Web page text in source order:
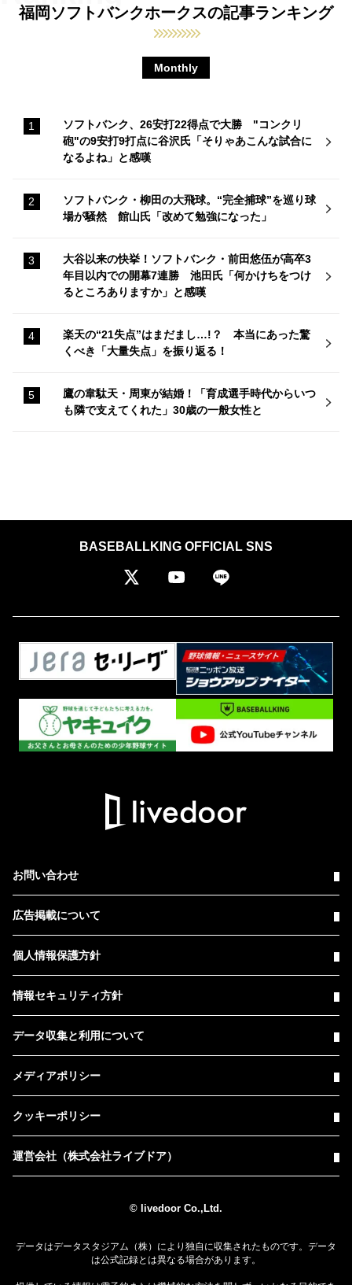
福岡ソフトバンクホークスの記事ランキング
Monthly
ソフトバンク、26安打22得点で大勝 "コンクリ
砲"の9安打9打点に谷沢氏「そりゃあこんな試合に
なるよね」と感嘆
ソフトバンク・柳田の大飛球。“完全捕球”を巡り球
場が騒然 館山氏「改めて勉強になった」
大谷以来の快挙！ソフトバンク・前田悠伍が高卒3
年目以内での開幕7連勝 池田氏「何かけちをつけ
るところありますか」と感嘆
楽天の“21失点”はまだまし…!？ 本当にあった驚
くべき「大量失点」を振り返る！
鷹の韋駄天・周東が結婚！「育成選手時代からいつ
も隣で支えてくれた」30歳の一般女性と
BASEBALLKING OFFICIAL SNS
お問い合わせ
広告掲載について
個人情報保護方針
情報セキュリティ方針
データ収集と利用について
メディアポリシー
クッキーポリシー
運営会社（株式会社ライブドア）
© livedoor Co.,Ltd.
データはデータスタジアム（株）により独自に収集されたものです。データ
は公式記録とは異なる場合があります。